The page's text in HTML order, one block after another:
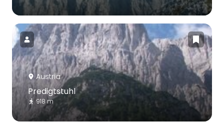
Austria
Predigtstuhl
918 m